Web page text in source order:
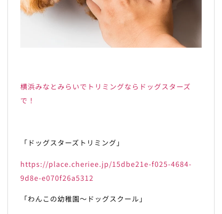
横浜みなとみらいでトリミングならドッグスターズ
で！
「ドッグスターズトリミング」
https://place.cheriee.jp/15dbe21e-f025-4684-
9d8e-e070f26a5312
「わんこの幼稚園～ドッグスクール」